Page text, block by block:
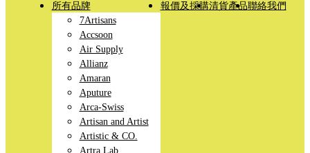
所有品牌
7Artisans
Accsoon
Air Supply
Allianz
Amaran
Aputure
Arca-Swiss
Artisan and Artist
Artistic & CO.
Artra Lab
報價及採購清貨產品聯絡我們